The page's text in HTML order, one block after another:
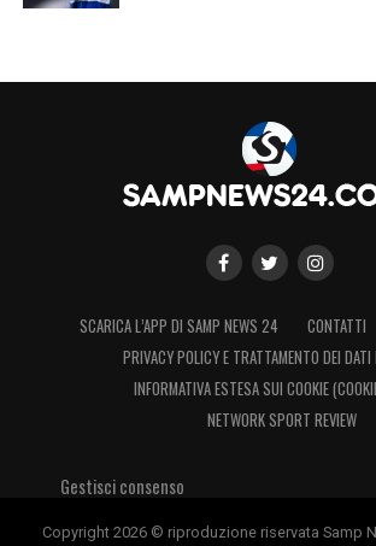
SCARICA L’APP DI SAMP NEWS 24 CONTATTI
PRIVACY POLICY E TRATTAMENTO DEI DATI
INFORMATIVA ESTESA SUI COOKIE
NETWORK SPORT REVIEW
Gestisci consenso
Copyright 2026 © riproduzione riservata Samp